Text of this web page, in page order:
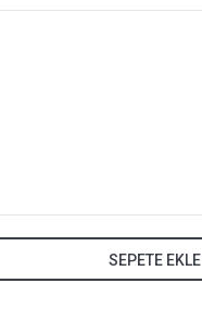
SEPETE EKLE